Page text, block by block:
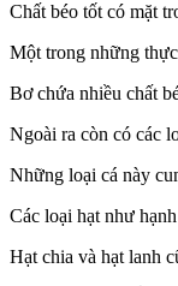
Chất béo tốt có mặt
Một trong những
Bơ chứa nhiều chất
Ngoài ra còn có các
Những loại cá này
Các loại hạt như
Hạt chia và hạt lanh